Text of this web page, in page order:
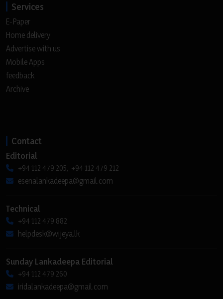
Services
E-Paper
Home delivery
Advertise with us
Mobile Apps
feedback
Archive
Contact
Editorial
+94 112 479 205, +94 112 479 212
esenalankadeepa@gmail.com
Technical
+94 112 479 882
helpdesk@wijeya.lk
Sunday Lankadeepa Editorial
+94 112 479 260
iridalankadeepa@gmail.com